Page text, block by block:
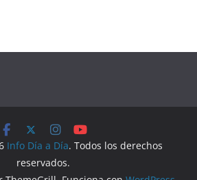
Info Día a Día. Todos los derechos
reservados.